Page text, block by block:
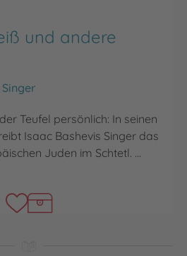
und andere
Teufel persönlich: In seinen
Isaac Bashevis Singer das
Juden im Schtetl. …
Geschichten